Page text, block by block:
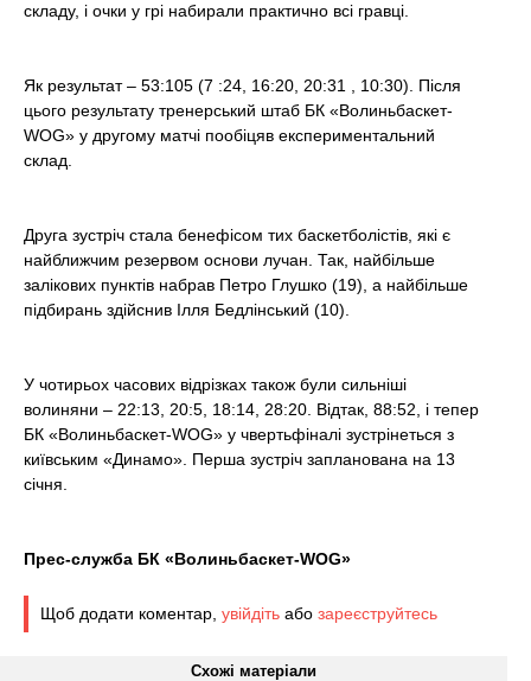
складу, і очки у грі набирали практично всі гравці.
Як результат – 53:105 (7 :24, 16:20, 20:31 , 10:30). Після
цього результату тренерський штаб БК «Волиньбаскет-
WOG» у другому матчі пообіцяв експериментальний
склад.
Друга зустріч стала бенефісом тих баскетболістів, які є
найближчим резервом основи лучан. Так, найбільше
залікових пунктів набрав Петро Глушко (19), а найбільше
підбирань здійснив Ілля Бедлінський (10).
У чотирьох часових відрізках також були сильніші
волиняни – 22:13, 20:5, 18:14, 28:20. Відтак, 88:52, і тепер
БК «Волиньбаскет-WOG» у чвертьфіналі зустрінеться з
київським «Динамо». Перша зустріч запланована на 13
січня.
Прес-служба БК «Волиньбаскет-WOG»
Щоб додати коментар, увійдіть або зареєструйтесь
Схожі матеріали